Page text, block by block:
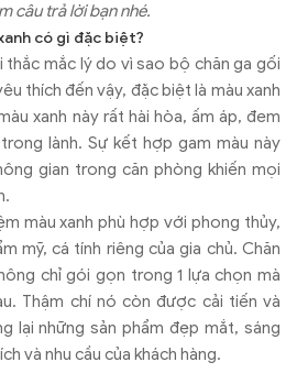
câu trả lời bạn nhé.
có gì đặc biệt?
thắc mắc lý do vì sao bộ chăn ga gối
thích đến vậy, đặc biệt là màu xanh
xanh này rất hài hòa, ấm áp, đem
lành. Sự kết hợp gam màu này
gian trong căn phòng khiến mọi
màu xanh phù hợp với phong thủy,
mỹ, cá tính riêng của gia chủ. Chăn
chỉ gói gọn trong 1 lựa chọn mà
Thậm chí nó còn được cải tiến và
lại những sản phẩm đẹp mắt, sáng
và nhu cầu của khách hàng.